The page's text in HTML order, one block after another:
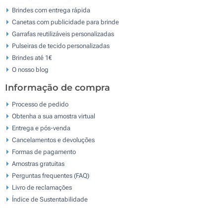
Brindes com entrega rápida
Canetas com publicidade para brinde
Garrafas reutilizáveis personalizadas
Pulseiras de tecido personalizadas
Brindes até 1€
O nosso blog
Informação de compra
Processo de pedido
Obtenha a sua amostra virtual
Entrega e pós-venda
Cancelamentos e devoluções
Formas de pagamento
Amostras gratuitas
Perguntas frequentes (FAQ)
Livro de reclamaçōes
Índice de Sustentabilidade